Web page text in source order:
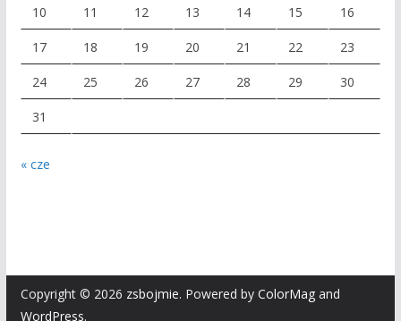
10 11 12 13 14 15 16
17 18 19 20 21 22 23
24 25 26 27 28 29 30
31
« cze
Copyright © 2026 zsbojmie. Powered by ColorMagand
WordPress.